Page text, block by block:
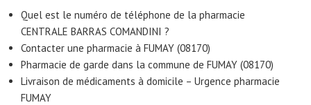
Quel est le numéro de téléphone de la pharmacie
CENTRALE BARRAS COMANDINI ?
Contacter une pharmacie à FUMAY (08170)
Pharmacie de garde dans la commune de FUMAY (08170)
Livraison de médicaments à domicile – Urgence pharmacie
FUMAY